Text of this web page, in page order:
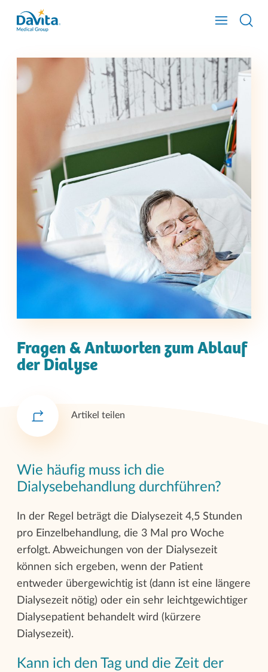
Fragen & Antworten zum Ablauf
der Dialyse
Artikel teilen
Wie häufig muss ich die
Dialysebehandlung durchführen?
In der Regel beträgt die Dialysezeit 4,5 Stunden
pro Einzelbehandlung, die 3 Mal pro Woche
erfolgt. Abweichungen von der Dialysezeit
können sich ergeben, wenn der Patient
entweder übergewichtig ist (dann ist eine längere
Dialysezeit nötig) oder ein sehr leichtgewichtiger
Dialysepatient behandelt wird (kürzere
Dialysezeit).
Kann ich den Tag und die Zeit der